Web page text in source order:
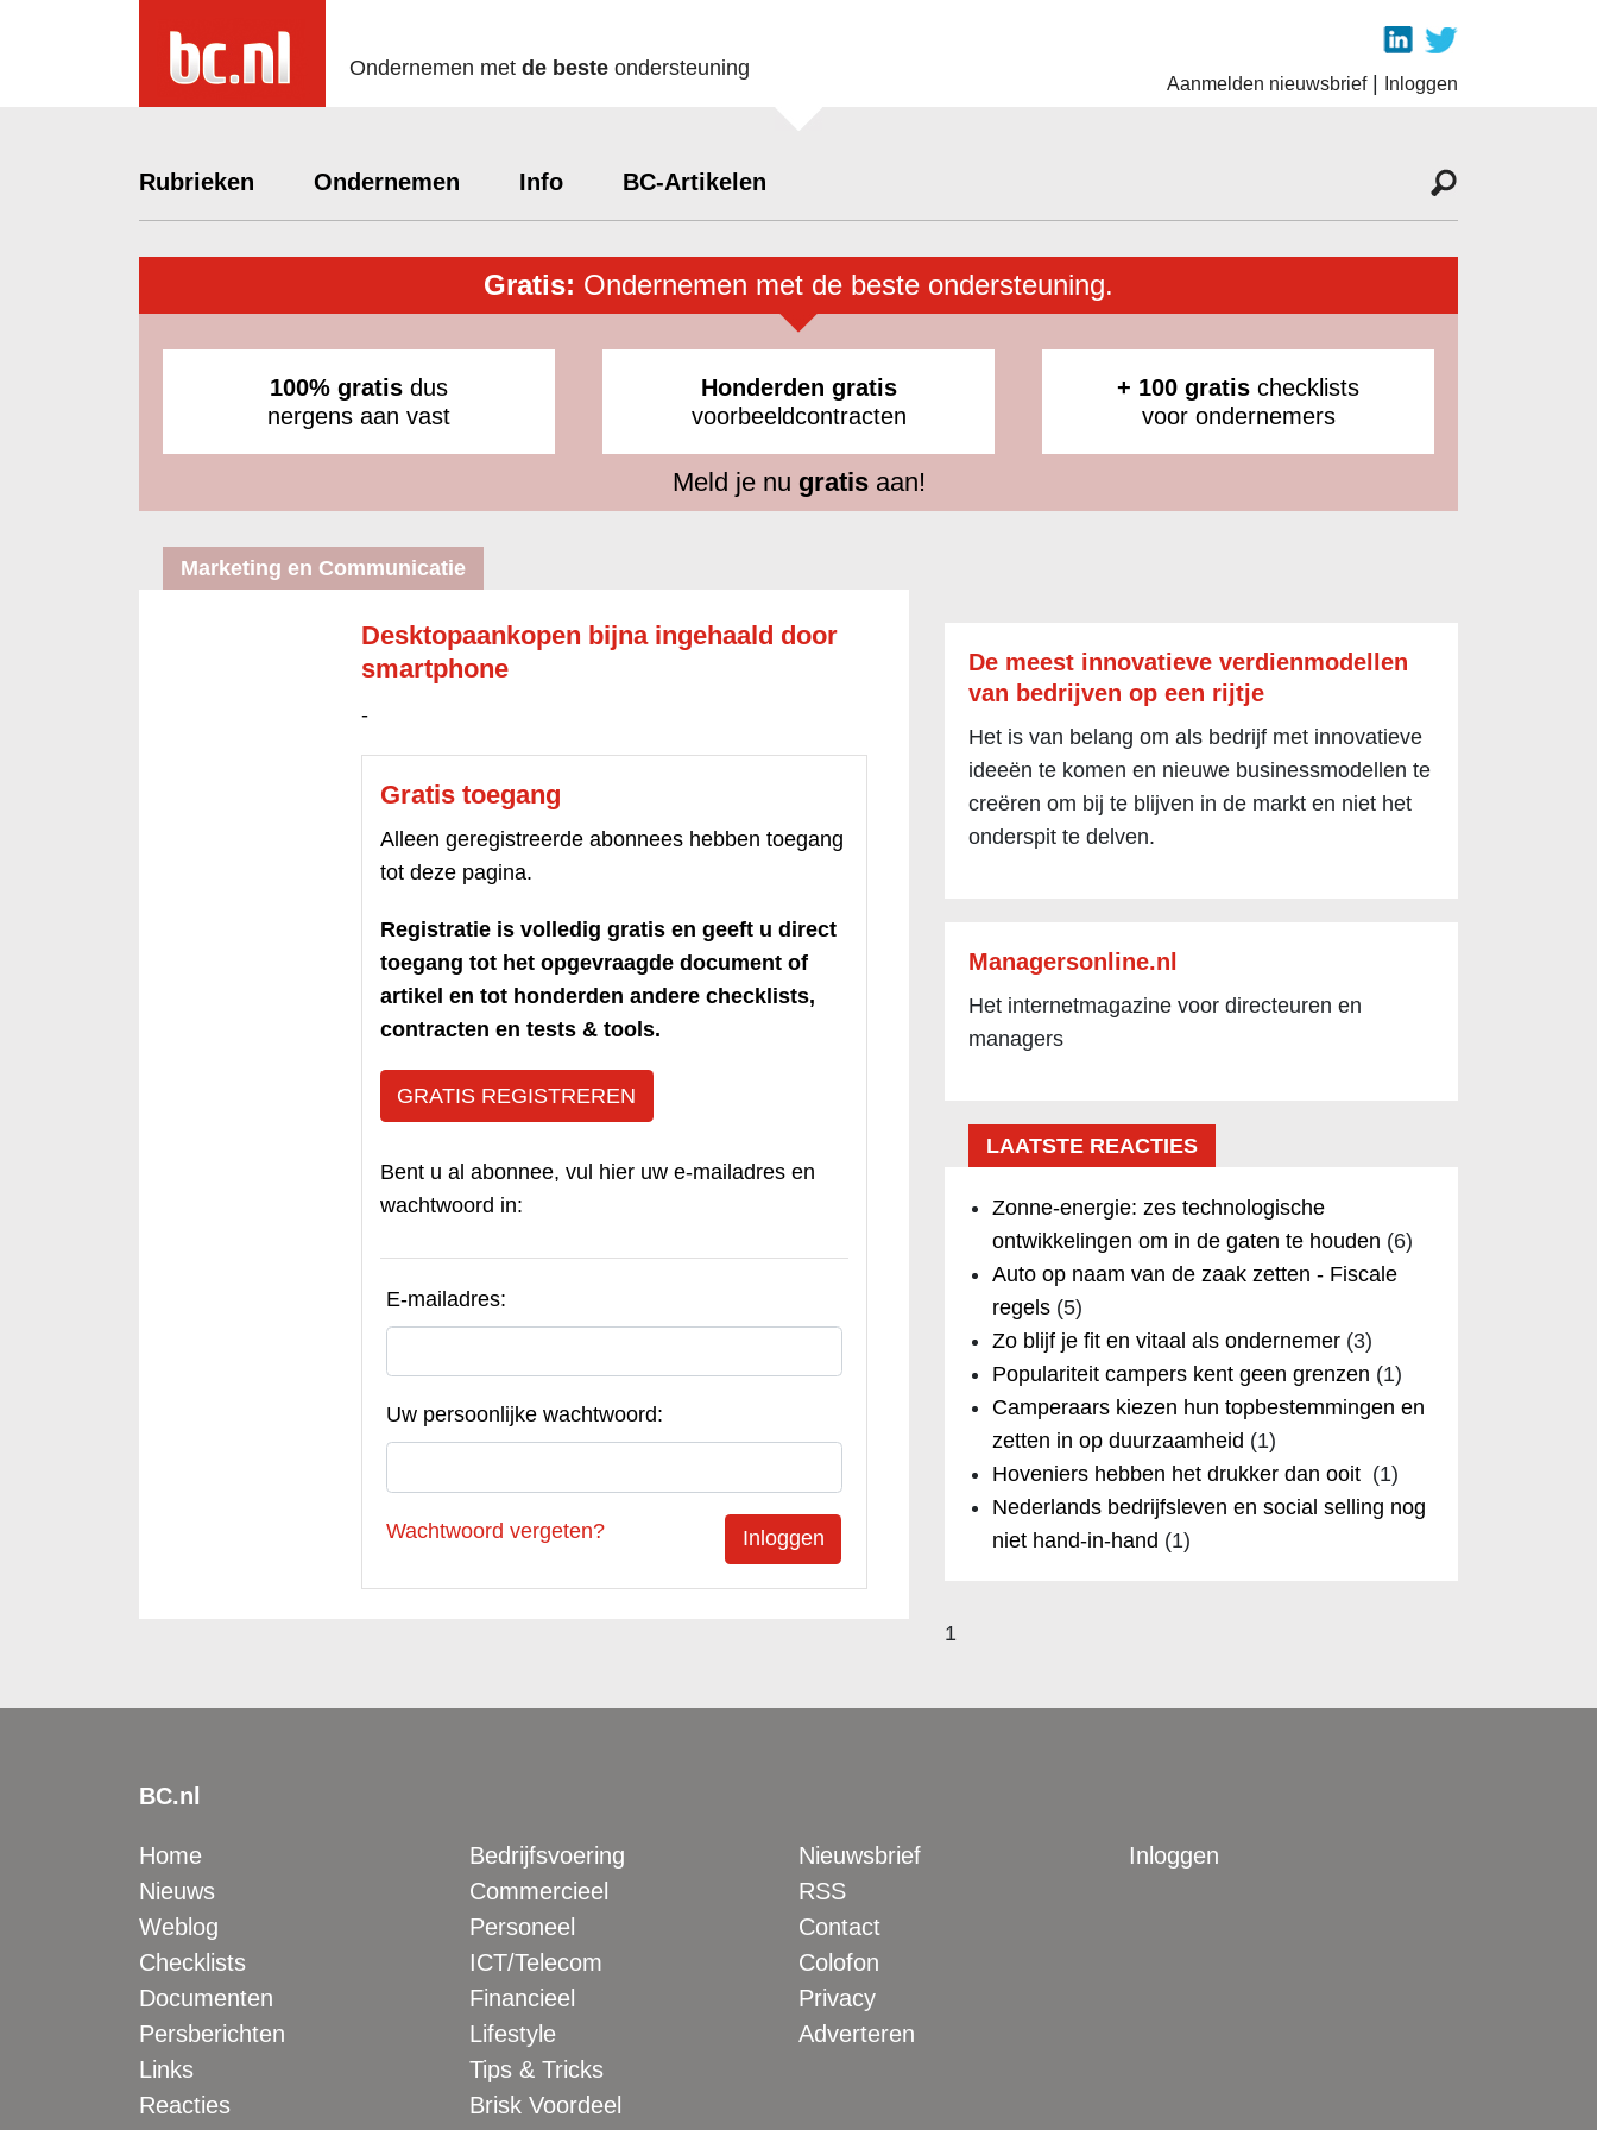
Ondernemen met de beste ondersteuning
Aanmelden nieuwsbrief| Inloggen
Rubrieken Ondernemen Info BC-Artikelen
Gratis: Ondernemen met de beste ondersteuning.
100% gratis dus
nergens aan vast
Honderden gratis
voorbeeldcontracten
+ 100 gratis checklists
voor ondernemers
Meld je nu gratisaan!
Marketing en Communicatie
Desktopaankopen bijna ingehaald door
smartphone
-
Gratis toegang
Alleen geregistreerde abonnees hebben toegang
tot deze pagina.
Registratie is volledig gratis en geeft u direct
toegang tot het opgevraagde document of
artikel en tot honderden andere checklists,
contracten en tests & tools.
GRATIS REGISTREREN
Bent u al abonnee, vul hier uw e-mailadres en
wachtwoord in:
E-mailadres:
Uw persoonlijke wachtwoord:
Wachtwoord vergeten?
De meest innovatieve verdienmodellen
van bedrijven op een rijtje
Het is van belang om als bedrijf met innovatieve
ideeën te komen en nieuwe businessmodellen te
creëren om bij te blijven in de markt en niet het
onderspit te delven.
Managersonline.nl
Het internetmagazine voor directeuren en
managers
LAATSTE REACTIES
Zonne-energie: zes technologische
ontwikkelingen om in de gaten te houden (6)
Auto op naam van de zaak zetten - Fiscale
regels(5)
Zo blijf je fit en vitaal als ondernemer(3)
Populariteit campers kent geen grenzen (1)
Camperaars kiezen hun topbestemmingen en
zetten in op duurzaamheid (1)
Hoveniers hebben het drukker dan ooit (1)
Nederlands bedrijfsleven en social selling nog
niet hand-in-hand (1)
1
BC.nl
Home
Nieuws
Weblog
Checklists
Documenten
Persberichten
Links
Reacties
Bedrijfsvoering
Commercieel
Personeel
ICT/Telecom
Financieel
Lifestyle
Tips & Tricks
Brisk Voordeel
Nieuwsbrief
RSS
Contact
Colofon
Privacy
Adverteren
Inloggen